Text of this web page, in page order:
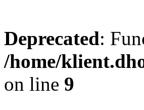
Deprecated:
/home/
on line 9